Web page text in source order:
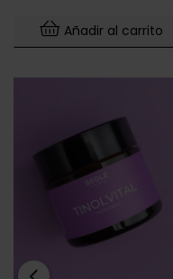
Añadir al carrito
‹